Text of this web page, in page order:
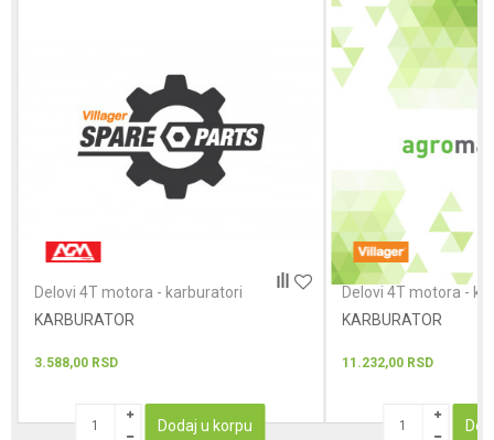
Delovi 4T motora - karburatori
KARBURATOR
3.588,00 RSD
Dodaj u korpu
Delovi 4T motora -
KARBURATOR
11.232,00 RSD